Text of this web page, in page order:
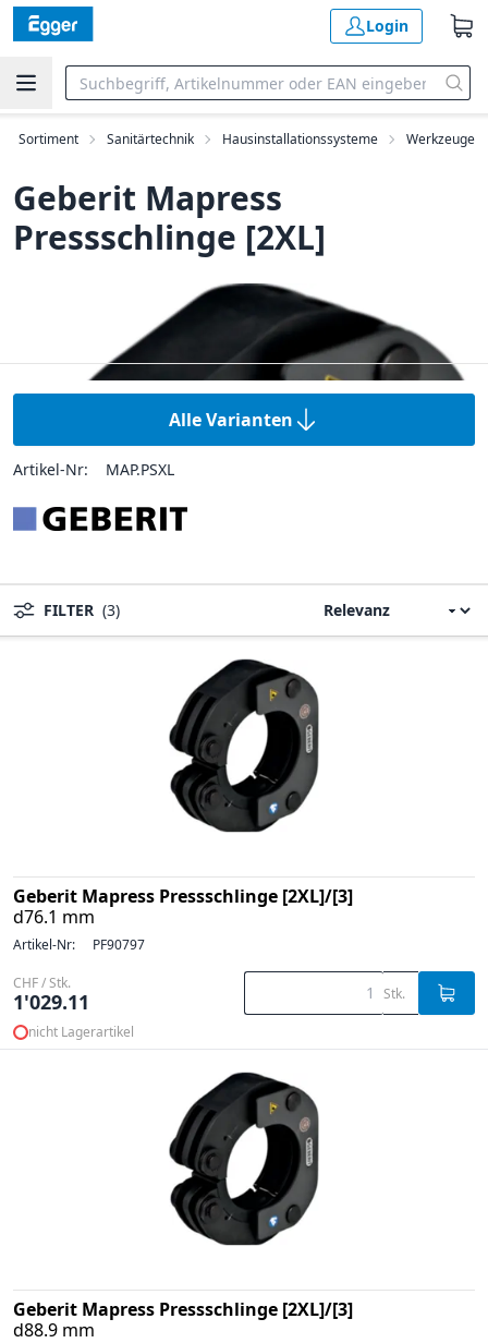
Login
Sortiment Sanitärtechnik Hausinstallationssysteme Werkzeuge
Geberit Mapress
Pressschlinge [2XL]
Alle Varianten
Artikel-Nr: MAP.PSXL
FILTER (3)
Geberit Mapress Pressschlinge [2XL]/[3]
d76.1 mm
Artikel-Nr: PF90797
CHF / Stk.
1'029.11 Stk.
nicht Lagerartikel
Geberit Mapress Pressschlinge [2XL]/[3]
d88.9 mm